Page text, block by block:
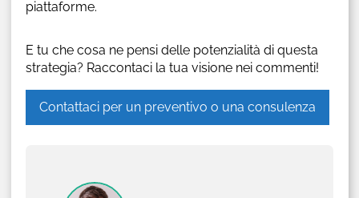
piattaforme.
E tu che cosa ne pensi delle potenzialità di questa
strategia? Raccontaci la tua visione nei commenti!
Contattaci per un preventivo o una consulenza